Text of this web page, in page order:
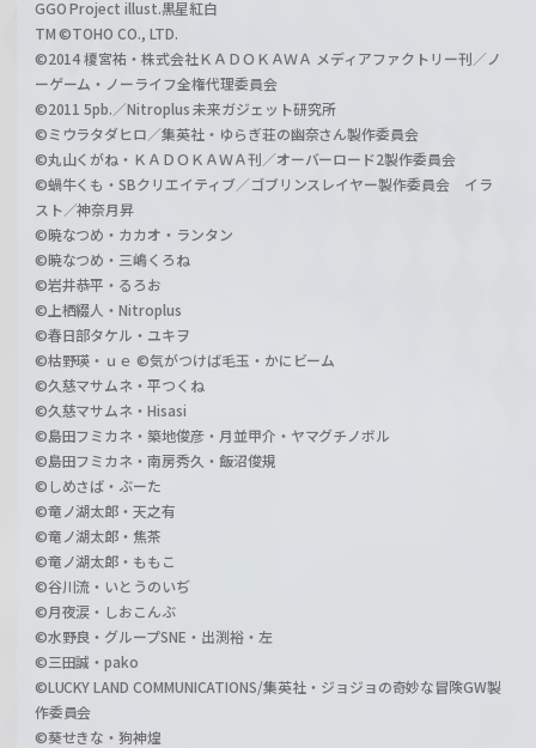
GGO Project illust.黒星紅白
TM ©TOHO CO., LTD.
©2014 榎宮祐・株式会社ＫＡＤＯＫＡＷＡ メディアファクトリー刊／ノ
ーゲーム・ノーライフ全権代理委員会
©2011 5pb.／Nitroplus 未来ガジェット研究所
©ミウラタダヒロ／集英社・ゆらぎ荘の幽奈さん製作委員会
©丸山くがね・ＫＡＤＯＫＡＷＡ刊／オーバーロード2製作委員会
©蝸牛くも・SBクリエイティブ／ゴブリンスレイヤー製作委員会 イラ
スト／神奈月昇
©暁なつめ・カカオ・ランタン
©暁なつめ・三嶋くろね
©岩井恭平・るろお
©上栖綴人・Nitroplus
©春日部タケル・ユキヲ
©枯野瑛・ｕｅ ©気がつけば毛玉・かにビーム
©久慈マサムネ・平つくね
©久慈マサムネ・Hisasi
©島田フミカネ・築地俊彦・月並甲介・ヤマグチノボル
©島田フミカネ・南房秀久・飯沼俊規
©しめさば・ぶーた
©竜ノ湖太郎・天之有
©竜ノ湖太郎・焦茶
©竜ノ湖太郎・ももこ
©谷川流・いとうのいぢ
©月夜涙・しおこんぶ
©水野良・グループSNE・出渕裕・左
©三田誠・pako
©LUCKY LAND COMMUNICATIONS/集英社・ジョジョの奇妙な冒険GW製
作委員会
©葵せきな・狗神煌